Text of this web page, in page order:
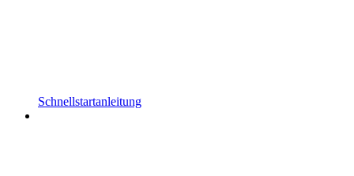
Schnellstartanleitung